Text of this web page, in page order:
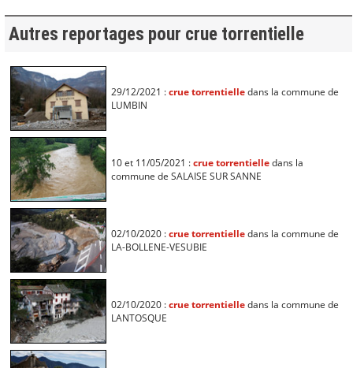
Autres reportages pour crue torrentielle
29/12/2021 :crue torrentielledans la commune de
LUMBIN
10 et 11/05/2021 :crue torrentielledans la
commune de SALAISE SUR SANNE
02/10/2020 :crue torrentielledans la commune de
LA-BOLLENE-VESUBIE
02/10/2020 :crue torrentielledans la commune de
LANTOSQUE